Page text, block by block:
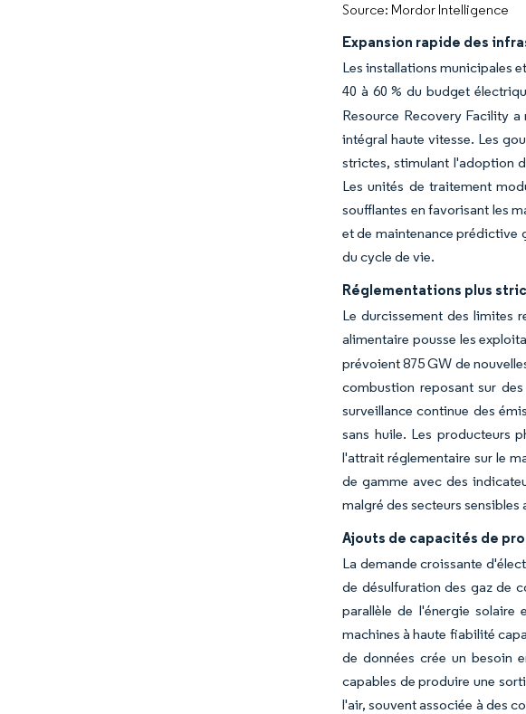
Source: Mordor Intelligence
Expansion rapide des
Les installations municipales
40 à 60 % du budget
Resource Recovery Facility
intégral haute vitesse. Les
strictes, stimulant l'adoption
Les unités de traitement
soufflantes en favorisant les
et de maintenance prédictive
du cycle de vie.
Réglementations plus
Le durcissement des limites
alimentaire pousse les
prévoient 875 GW de
combustion reposant sur
surveillance continue des
sans huile. Les producteurs
l'attrait réglementaire sur le
de gamme avec des
malgré des secteurs sensibles
Ajouts de capacités de
La demande croissante
de désulfuration des gaz de
parallèle de l'énergie solaire
machines à haute fiabilité
de données crée un besoin
capables de produire une
l'air, souvent associée à des